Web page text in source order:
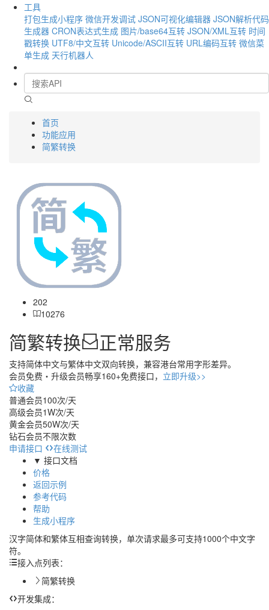
工具
打包生成小程序 微信开发调试 JSON可视化编辑器 JSON解析代码
生成器 CRON表达式生成 图片/base64互转 JSON/XML互转 时间
戳转换 UTF8/中文互转 Unicode/ASCII互转 URL编码互转 微信菜
单生成 天行机器人
首页
功能应用
简繁转换
202
10276
简繁转换 正常服务
支持简体中文与繁体中文双向转换，兼容港台常用字形差异。
会员免费・ 升级会员畅享160+免费接口， 立即升级>>
收藏
普通会员100次/天
高级会员1W次/天
黄金会员50W次/天
钻石会员不限次数
申请接口
在线测试
▼ 接口文档
价格
返回示例
参考代码
帮助
生成小程序
汉字简体和繁体互相查询转换，单次请求最多可支持1000个中文字
符。
接入点列表：
简繁转换
开发集成：